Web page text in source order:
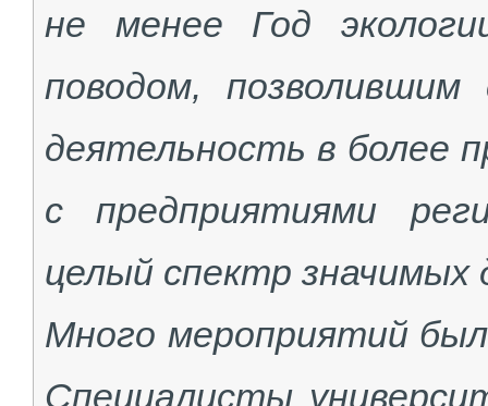
не менее Год
поводом,
деятельность в более
с предприятиями
целый спектр значимых
Много мероприятий
Специалисты